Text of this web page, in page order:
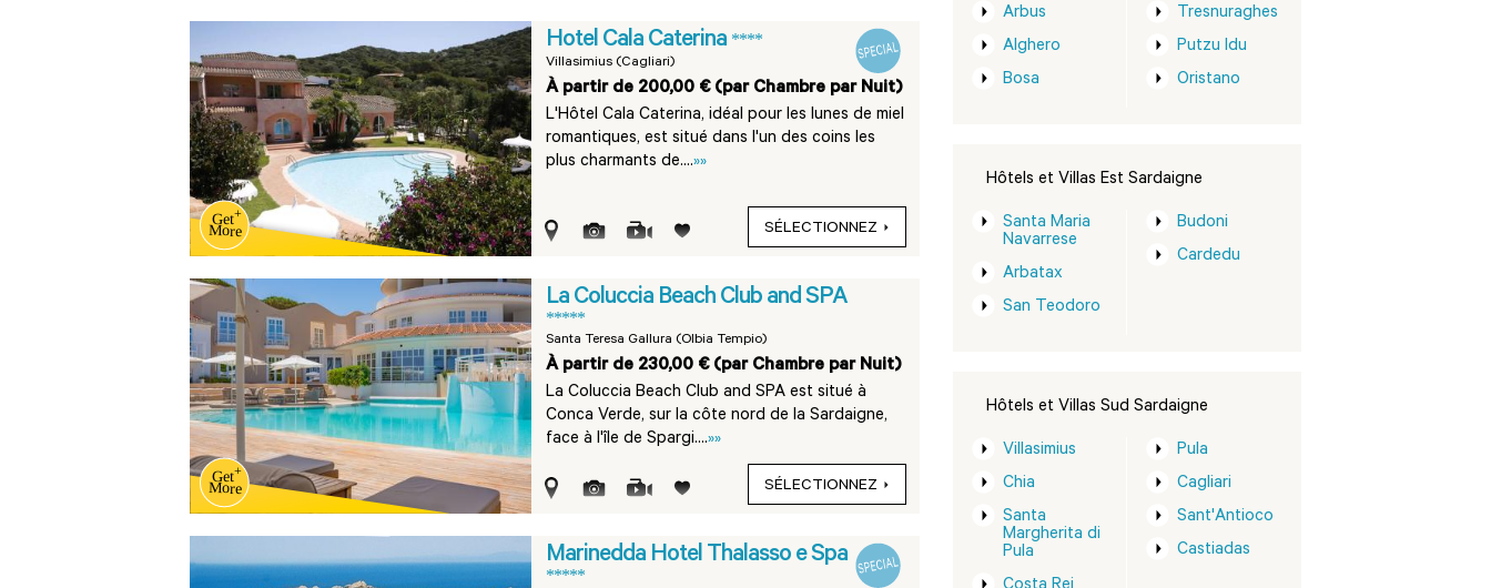
Hotel Cala Caterina ****
Villasimius (Cagliari)
À partir de 200,00 € (par Chambre par Nuit)
L'Hôtel Cala Caterina, idéal pour les lunes de miel
romantiques, est situé dans l'un des coins les
plus charmants de....»»
SÉLECTIONNEZ
La Coluccia Beach Club and SPA
*****
Santa Teresa Gallura (Olbia Tempio)
À partir de 230,00 € (par Chambre par Nuit)
La Coluccia Beach Club and SPA est situé à
Conca Verde, sur la côte nord de la Sardaigne,
face à l'île de Spargi....»»
SÉLECTIONNEZ
Marinedda Hotel Thalasso e Spa
*****
Arbus
Alghero
Bosa
Tresnuraghes
Putzu Idu
Oristano
Hôtels et Villas Est Sardaigne
Santa Maria
Navarrese
Arbatax
San Teodoro
Budoni
Cardedu
Hôtels et Villas Sud Sardaigne
Villasimius
Chia
Santa
Margherita di
Pula
Pula
Cagliari
Sant'Antioco
Castiadas